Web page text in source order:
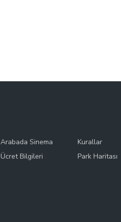
Arabada Sinema
Kurallar
Ücret Bilgileri
Park Haritası